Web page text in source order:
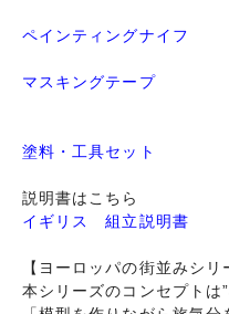
ペインティングナイフ
マスキングテープ
塗料・工具セット
説明書はこちら
イギリス 組立説明書
【ヨーロッパの街並みシ
本シリーズのコンセプトは